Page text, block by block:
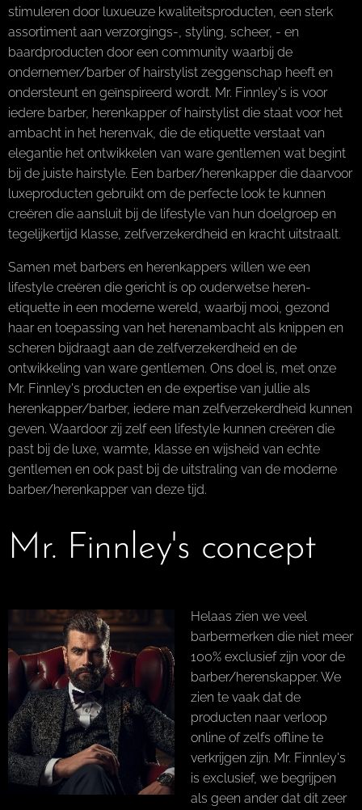
stimuleren door luxueuze kwaliteitsproducten, een sterk
assortiment aan verzorgings-, styling, scheer, - en
baardproducten door een community waarbij de
ondernemer/barber of hairstylist zeggenschap heeft en
ondersteunt en geïnspireerd wordt. Mr. Finnley's is voor
iedere barber, herenkapper of hairstylist die staat voor het
ambacht in het herenvak, die de etiquette verstaat van
elegantie het ontwikkelen van ware gentlemen wat begint
bij de juiste hairstyle. Een barber/herenkapper die daarvoor
luxeproducten gebruikt om de perfecte look te kunnen
creëren die aansluit bij de lifestyle van hun doelgroep en
tegelijkertijd klasse, zelfverzekerdheid en kracht uitstraalt.
Samen met barbers en herenkappers willen we een
lifestyle creëren die gericht is op ouderwetse heren-
etiquette in een moderne wereld, waarbij mooi, gezond
haar en toepassing van het herenambacht als knippen en
scheren bijdraagt aan de zelfverzekerdheid en de
ontwikkeling van ware gentlemen. Ons doel is, met onze
Mr. Finnley's producten en de expertise van jullie als
herenkapper/barber, iedere man zelfverzekerdheid kunnen
geven. Waardoor zij zelf een lifestyle kunnen creëren die
past bij de luxe, warmte, klasse en wijsheid van echte
gentlemen en ook past bij de uitstraling van de moderne
barber/herenkapper van deze tijd.
Mr. Finnley's concept
Helaas zien we veel
barbermerken die niet meer
100% exclusief zijn voor de
barber/herenskapper. We
zien te vaak dat de
producten naar verloop
online of zelfs offline te
verkrijgen zijn. Mr. Finnley's
is exclusief, we begrijpen
als geen ander dat dit zeer